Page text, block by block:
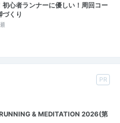
初心者ランナーに優しい！周回コー
づくり
PR
& MEDITATION 2026(第